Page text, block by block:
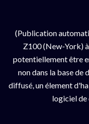
(Publication
Z100 (New-York)
potentiellement être
non dans la base de
diffusé, un élement
logiciel de